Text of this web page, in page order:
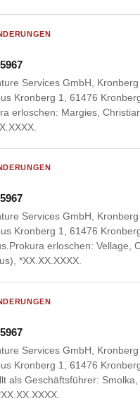
Services GmbH, Kronberg
Kronberg 1, 61476
erloschen: Margies,
Services GmbH, Kronberg
Kronberg 1, 61476
erloschen: Vellage,
*XX.XX.XXXX.
Services GmbH, Kronberg
Kronberg 1, 61476
als Geschäftsführer: